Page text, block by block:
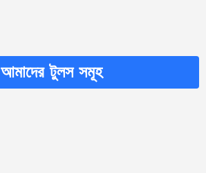
আমাদের টুলস সমূহ